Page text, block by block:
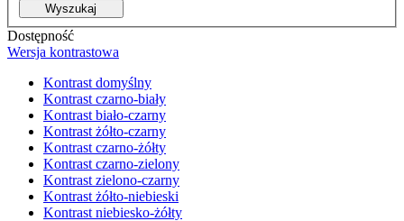
Wyszukaj
Dostępność
Wersja kontrastowa
Kontrast domyślny
Kontrast czarno-biały
Kontrast biało-czarny
Kontrast żółto-czarny
Kontrast czarno-żółty
Kontrast czarno-zielony
Kontrast zielono-czarny
Kontrast żółto-niebieski
Kontrast niebiesko-żółty